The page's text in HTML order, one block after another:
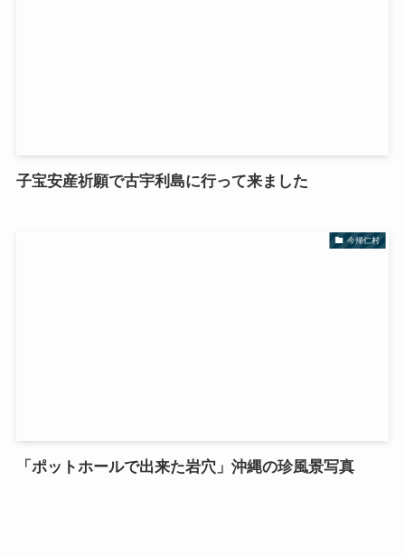
子宝安産祈願で古宇利島に行って来ました
今帰仁村
「ポットホールで出来た岩穴」沖縄の珍風景写真